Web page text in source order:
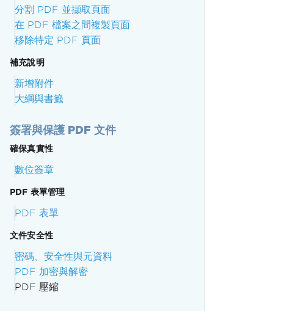
分割 PDF 並擷取頁面
在 PDF 檔案之間複製頁面
移除特定 PDF 頁面
補充說明
新增附件
大綱與書籤
簽署與保護 PDF 文件
確保真實性
數位簽章
PDF 表單管理
PDF 表單
文件安全性
密碼、安全性與元資料
PDF 加密與解密
PDF 壓縮